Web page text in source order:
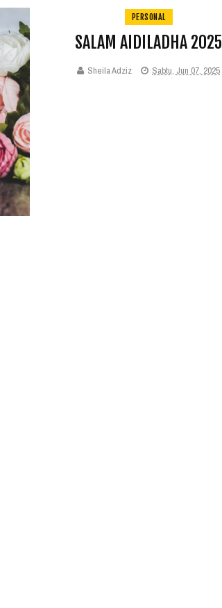
PERSONAL
SALAM AIDILADHA 2025
Sheila Adziz Sabtu, Jun 07, 2025